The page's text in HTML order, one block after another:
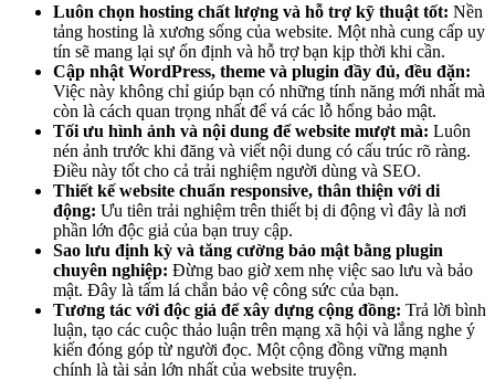
Luôn chọn hosting chất lượng và hỗ trợ kỹ thuật tốt: Nền
tảng hosting là xương sống của website. Một nhà cung cấp uy
tín sẽ mang lại sự ổn định và hỗ trợ bạn kịp thời khi cần.
Cập nhật WordPress, theme và plugin đầy đủ, đều đặn:
Việc này không chỉ giúp bạn có những tính năng mới nhất mà
còn là cách quan trọng nhất để vá các lỗ hổng bảo mật.
Tối ưu hình ảnh và nội dung để website mượt mà: Luôn
nén ảnh trước khi đăng và viết nội dung có cấu trúc rõ ràng.
Điều này tốt cho cả trải nghiệm người dùng và SEO.
Thiết kế website chuẩn responsive, thân thiện với di
động: Ưu tiên trải nghiệm trên thiết bị di động vì đây là nơi
phần lớn độc giả của bạn truy cập.
Sao lưu định kỳ và tăng cường bảo mật bằng plugin
chuyên nghiệp: Đừng bao giờ xem nhẹ việc sao lưu và bảo
mật. Đây là tấm lá chắn bảo vệ công sức của bạn.
Tương tác với độc giả để xây dựng cộng đồng: Trả lời bình
luận, tạo các cuộc thảo luận trên mạng xã hội và lắng nghe ý
kiến đóng góp từ người đọc. Một cộng đồng vững mạnh
chính là tài sản lớn nhất của website truyện.